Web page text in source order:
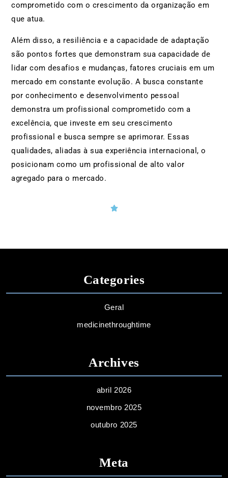
comprometido com o crescimento da organização em
que atua.
Além disso, a resiliência e a capacidade de adaptação
são pontos fortes que demonstram sua capacidade de
lidar com desafios e mudanças, fatores cruciais em um
mercado em constante evolução. A busca constante
por conhecimento e desenvolvimento pessoal
demonstra um profissional comprometido com a
excelência, que investe em seu crescimento
profissional e busca sempre se aprimorar. Essas
qualidades, aliadas à sua experiência internacional, o
posicionam como um profissional de alto valor
agregado para o mercado.
Categories
Geral
medicinethroughtime
Archives
abril 2026
novembro 2025
outubro 2025
Meta